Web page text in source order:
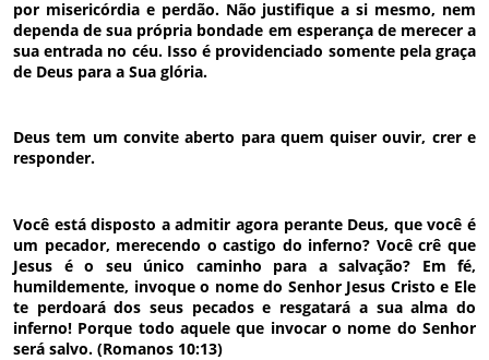
por misericórdia e perdão. Não justifique a si mesmo, nem
dependa de sua própria bondade em esperança de merecer a
sua entrada no céu. Isso é providenciado somente pela graça
de Deus para a Sua glória.
Deus tem um convite aberto para quem quiser ouvir, crer e
responder.
Você está disposto a admitir agora perante Deus, que você é
um pecador, merecendo o castigo do inferno? Você crê que
Jesus é o seu único caminho para a salvação? Em fé,
humildemente, invoque o nome do Senhor Jesus Cristo e Ele
te perdoará dos seus pecados e resgatará a sua alma do
inferno! Porque todo aquele que invocar o nome do Senhor
será salvo. (Romanos 10:13)